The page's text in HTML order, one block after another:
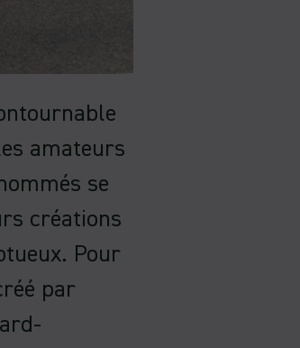
amateurs
se
créations
Pour
par